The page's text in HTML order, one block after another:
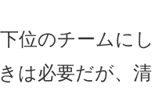
下位のチームにし
は必要だが、清